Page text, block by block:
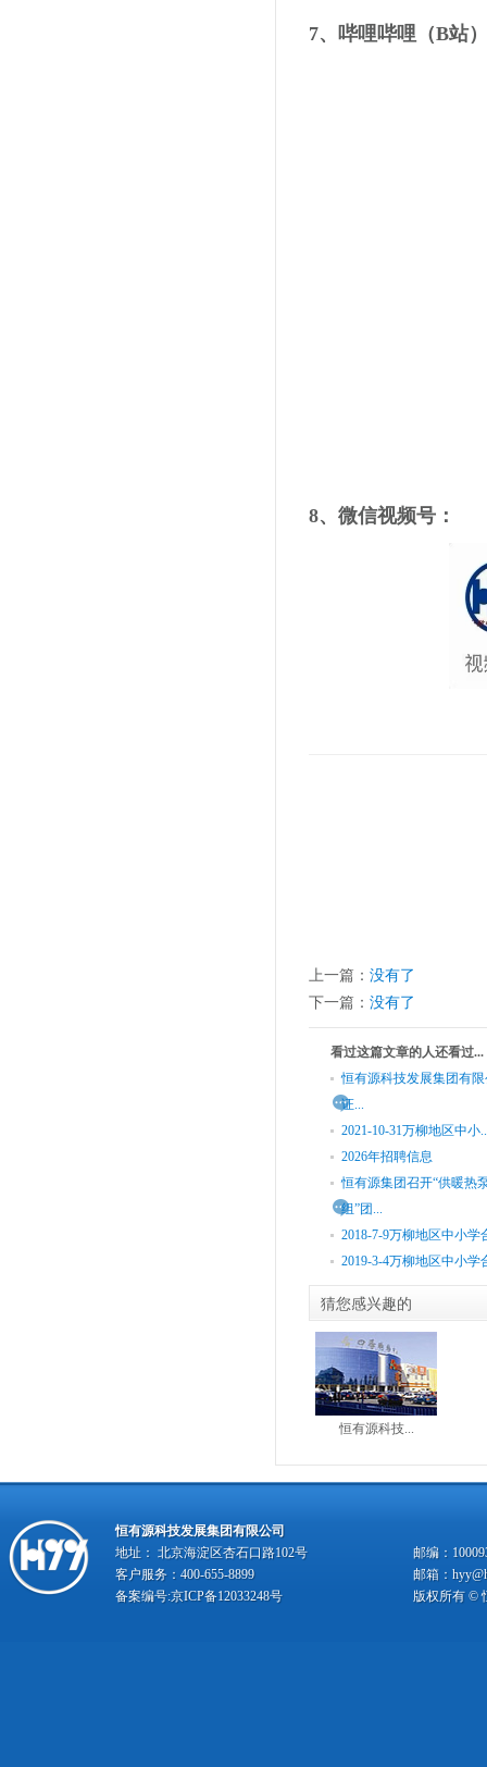
7、哔哩哔哩（B站
8、微信视频号：
上一篇： 没有了
下一篇： 没有了
看过这篇文章的人还看过...
恒有源科技发展集团有
证...
2021-10-31万柳地区中小
2026年招聘信息
恒有源集团召开“供暖热
组”团...
2018-7-9万柳地区中小学
2019-3-4万柳地区中小学
猜您感兴趣的
恒有源科技...
恒有源科技发展集团有限公司
地址： 北京海淀区杏石口路102号
邮编：
客户服务：400-655-8899
邮箱：
备案编号:京ICP备12033248号 版权所有 ©